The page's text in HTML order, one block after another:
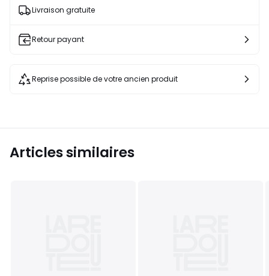
Livraison gratuite
Retour payant
Reprise possible de votre ancien produit
Articles similaires